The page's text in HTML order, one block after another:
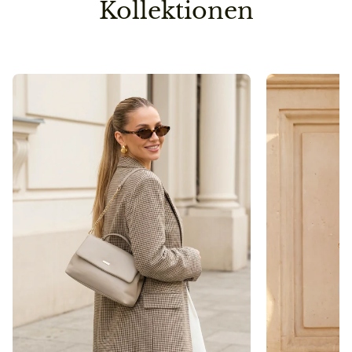
Umwelt nicht unnötig.
Bitte vermeidet den Kontakt zu Desinfektionsmittel
oder anderen chemischen Substanzen, da die
Oberfläche dadurch angegriffen werden kann.
Kollektionen